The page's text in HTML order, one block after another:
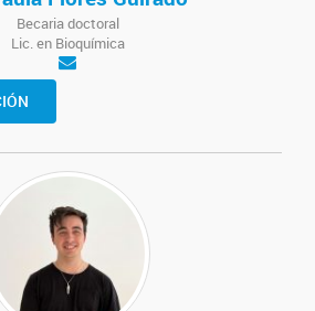
Becaria doctoral
Lic. en Bioquímica